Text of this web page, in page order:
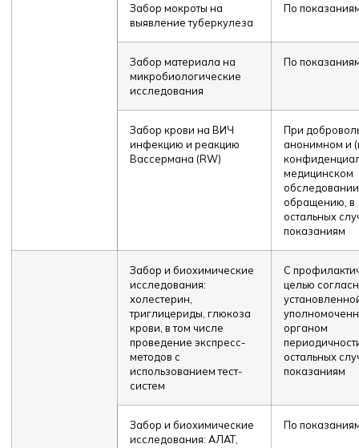
Забор мокроты на
выявление туберкулеза
По
Забор материала на
микробиологические
исследования
По
Забор крови на ВИЧ
инфекцию и реакцию
Вассермана (RW)
При
анонимном и
медицинском
обращению, в
остальных
показаниям
Забор и биохимические
исследования:
холестерин,
триглицериды, глюкоза
крови, в том числе
проведение экспресс-
методов с
использованием тест-
систем
С
целью
органом
остальных
показаниям
Забор и биохимические
исследования: АЛАТ,
По